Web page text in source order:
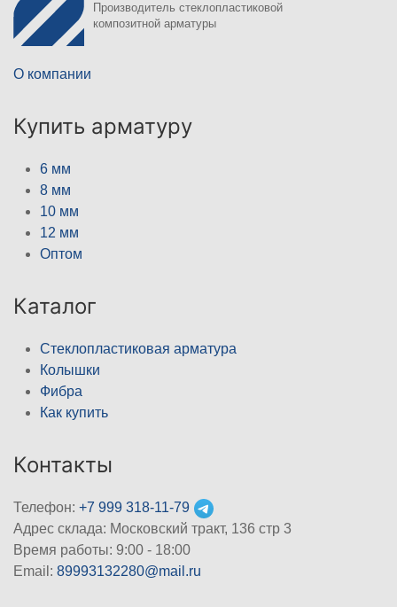
Производитель стеклопластиковой
композитной арматуры
О компании
Купить арматуру
6 мм
8 мм
10 мм
12 мм
Оптом
Каталог
Стеклопластиковая арматура
Колышки
Фибра
Как купить
Контакты
Телефон: +7 999 318-11-79
Адрес склада: Московский тракт, 136 стр 3
Время работы: 9:00 - 18:00
Email: 89993132280@mail.ru